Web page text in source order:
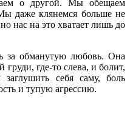
о другой. Мы обещаем
даже клянемся больше не
нас на это хватает лишь до
за обманутую любовь. Она
где-то слева, и болит,
себя саму, боль
и тупую агрессию.